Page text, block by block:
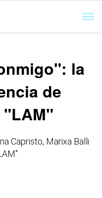
la
de
"LAM"
Capristo, Marixa Balli